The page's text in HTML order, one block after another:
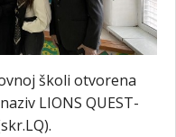
školi otvorena
LIONS QUEST-